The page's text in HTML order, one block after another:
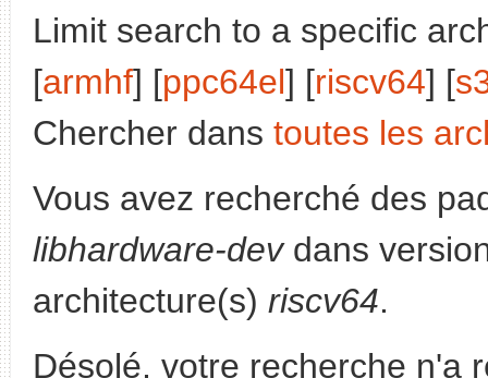
Limit search to a specific
[armhf] [ppc64el] [riscv64] [
Chercher dans toutes les
Vous avez recherché des
libhardware-devdans
architecture(s) riscv64.
Désolé, votre recherche n'a